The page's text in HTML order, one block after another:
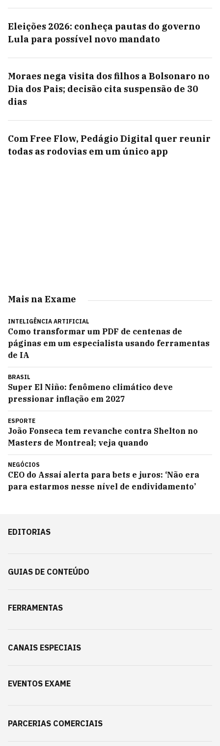
Eleições 2026: conheça pautas do governo
Lula para possível novo mandato
Moraes nega visita dos filhos a Bolsonaro no
Dia dos Pais; decisão cita suspensão de 30
dias
Com Free Flow, Pedágio Digital quer reunir
todas as rodovias em um único app
Mais na Exame
INTELIGÊNCIA ARTIFICIAL
Como transformar um PDF de centenas de
páginas em um especialista usando ferramentas
de IA
BRASIL
Super El Niño: fenômeno climático deve
pressionar inflação em 2027
ESPORTE
João Fonseca tem revanche contra Shelton no
Masters de Montreal; veja quando
NEGÓCIOS
CEO do Assaí alerta para bets e juros: ‘Não era
para estarmos nesse nível de endividamento’
EDITORIAS
GUIAS DE CONTEÚDO
FERRAMENTAS
CANAIS ESPECIAIS
EVENTOS EXAME
PARCERIAS COMERCIAIS